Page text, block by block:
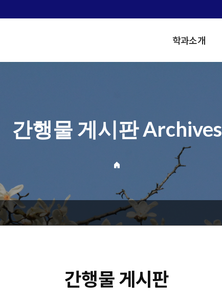
학과소개
간행물 게시판 Archives
간행물 게시판